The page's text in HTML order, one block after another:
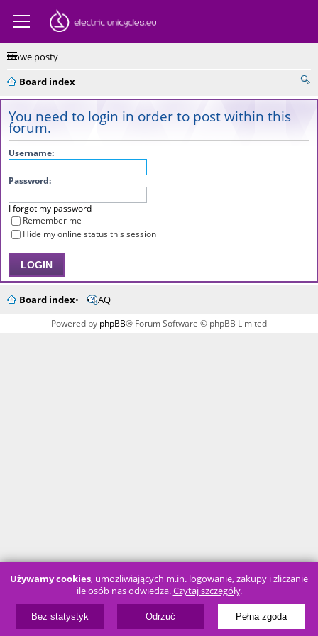
Nowe posty
Board index
You need to login in order to post within this
forum.
Username:
Password:
I forgot my password
Remember me
Hide my online status this session
Board index FAQ
Powered by phpBB® Forum Software © phpBB Limited
Używamy cookies, umożliwiających m.in. logowanie, zakupy i zliczanie
ile osób nas odwiedza.Czytaj szczegóły.
Bez statystyk Odrzuć Pełna zgoda